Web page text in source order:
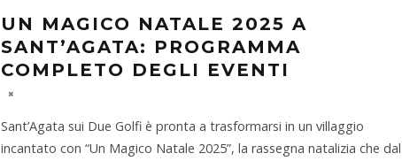
UN MAGICO NATALE 2025 A
SANT’AGATA: PROGRAMMA
COMPLETO DEGLI EVENTI
Sant’Agata sui Due Golfi è pronta a trasformarsi in un villaggio
incantato con “Un Magico Natale 2025”, la rassegna natalizia che dal